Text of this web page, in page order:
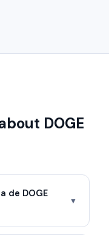
DOGE
de DOGE
▼